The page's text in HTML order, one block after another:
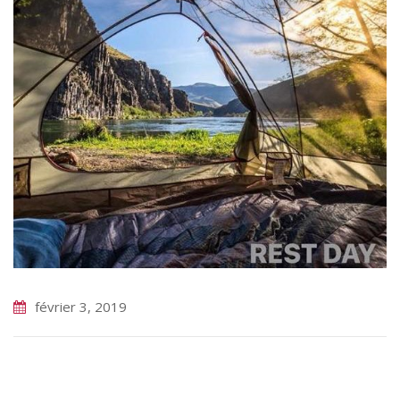
février 3, 2019